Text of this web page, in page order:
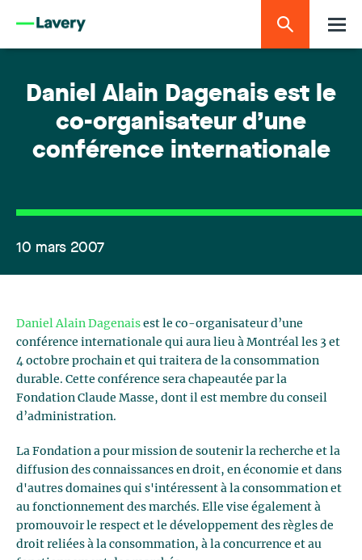
Daniel Alain Dagenais est le
co-organisateur d’une
conférence internationale
10 mars 2007
Daniel Alain Dagenais est le co-organisateur d’une
conférence internationale qui aura lieu à Montréal les 3 et
4 octobre prochain et qui traitera de la consommation
durable. Cette conférence sera chapeautée par la
Fondation Claude Masse, dont il est membre du conseil
d’administration.
La Fondation a pour mission de soutenir la recherche et la
diffusion des connaissances en droit, en économie et dans
d'autres domaines qui s'intéressent à la consommation et
au fonctionnement des marchés. Elle vise également à
promouvoir le respect et le développement des règles de
droit reliées à la consommation, à la concurrence et au